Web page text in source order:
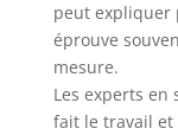
peut expliquer
éprouve
mesure.
Les experts en
fait le travail et